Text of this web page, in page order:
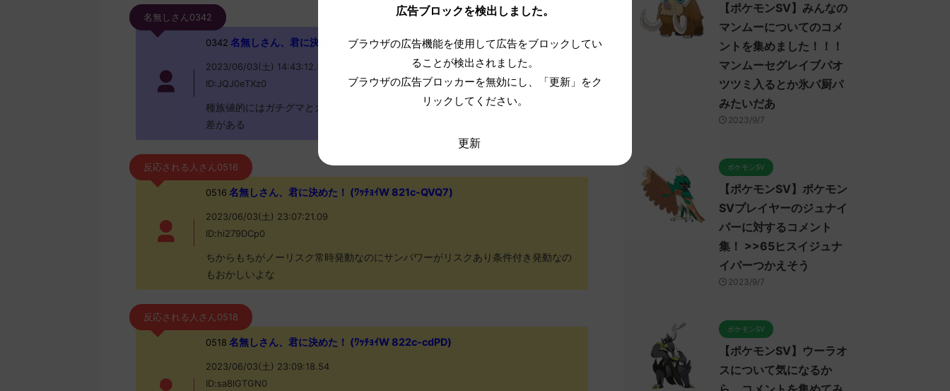
名無しさん0342
0342 名無しさん、君に決めた！ (ﾜｯﾁｮｲW de24-kyrb)
2023/06/03(土) 14:43:12.36
ID:JQJ0eTXz0
種族値的にはガチグマとカイナそこまで変わらないのに技範囲とタイプであまりに
差がある
反応される人さん0516
0516 名無しさん、君に決めた！ (ﾜｯﾁｮｲW 821c-QVQ7)
2023/06/03(土) 23:07:21.09
ID:hi279DCp0
ちからもちがノーリスク常時発動なのにサンパワーがリスクあり条件付き発動なの
もおかしいよな
反応される人さん0518
0518 名無しさん、君に決めた！ (ﾜｯﾁｮｲW 822c-cdPD)
2023/06/03(土) 23:09:18.54
ID:sa8lGTGN0
【ポケモンSV】みんなの
マンムーについてのコメ
ントを集めました！！！
マンムーセグレイブパオ
ツツミ入るとか氷パ厨パ
みたいだあ
2023/9/7
ポケモンSV
【ポケモンSV】ポケモン
SVプレイヤーのジュナイ
パーに対するコメント
集！ >>65ヒスイジュナ
イパーつかえそう
2023/9/7
ポケモンSV
【ポケモンSV】ウーラオ
スについて気になるか
広告ブロックを検出しました。
ブラウザの広告機能を使用して広告をブロックしてい
ることが検出されました。
ブラウザの広告ブロッカーを無効にし、「更新」をク
リックしてください。
更新